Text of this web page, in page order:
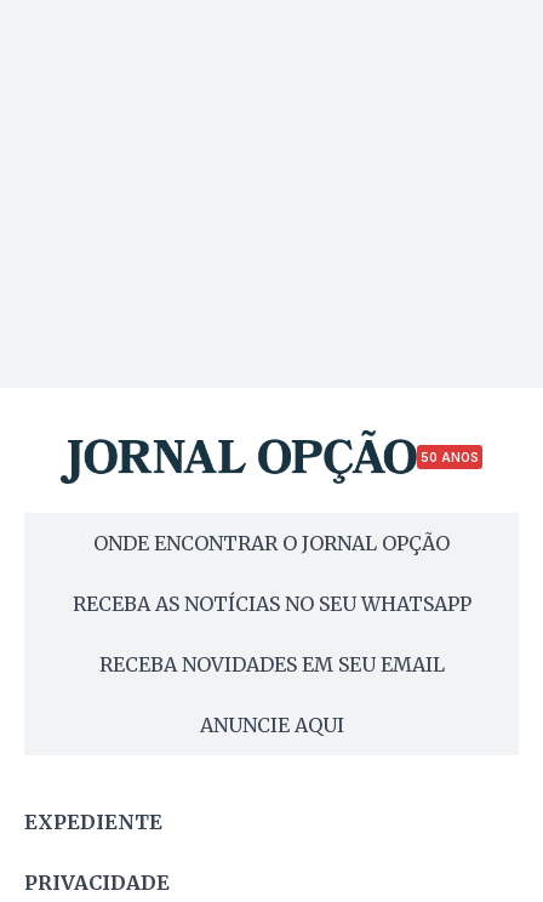
50 ANOS
ONDE ENCONTRAR O JORNAL OPÇÃO
RECEBA AS NOTÍCIAS NO SEU WHATSAPP
RECEBA NOVIDADES EM SEU EMAIL
ANUNCIE AQUI
EXPEDIENTE
PRIVACIDADE